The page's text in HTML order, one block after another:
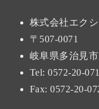
株式会社エク
〒507-0071
岐阜県多治見
Tel:0572-20-
Fax: 0572-20-